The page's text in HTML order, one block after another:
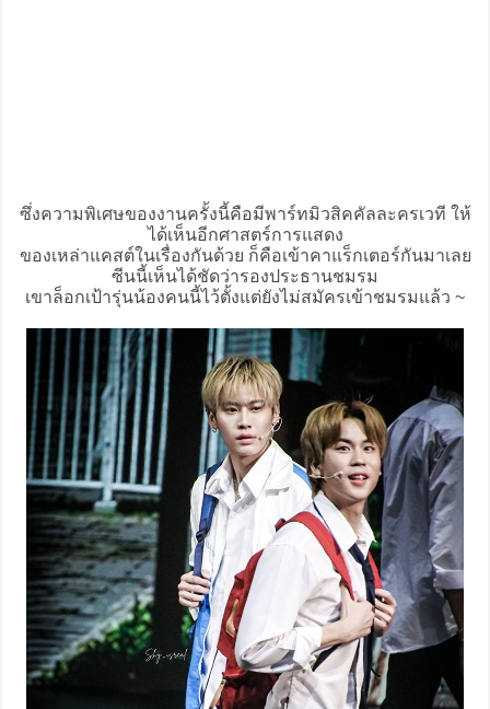
ซึ่งความพิเศษของงานครั้งนี้คือมีพาร์ทมิวสิคคัลละครเวที ให้
ได้เห็นอีกศาสตร์การแสดง
ของเหล่าแคสต์ในเรื่องกันด้วย ก็คือเข้าคาแร็กเตอร์กันมาเลย
ซีนนี้เห็นได้ชัดว่ารองประธานชมรม
เขาล็อกเป้ารุ่นน้องคนนี้ไว้ตั้งแต่ยังไม่สมัครเข้าชมรมแล้ว ~